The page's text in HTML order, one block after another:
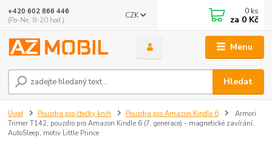
Menu
CZK
Hledat
+420 602 866 446
(Po-Ne, 8-20 hod.)
0 ks
za 0 Kč
Úvod Pouzdra pro čtečky knih Pouzdra pro Amazon Kindle 6
Armori
Trimer T142, pouzdro pro Amazon Kindle 6 (7. generace) - magnetické zavírání,
AutoSleep, motiv Little Prince